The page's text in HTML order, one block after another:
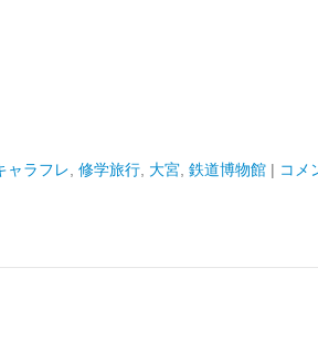
ャラフレ 修学旅行 大宮 鉄道博物館 | コメ